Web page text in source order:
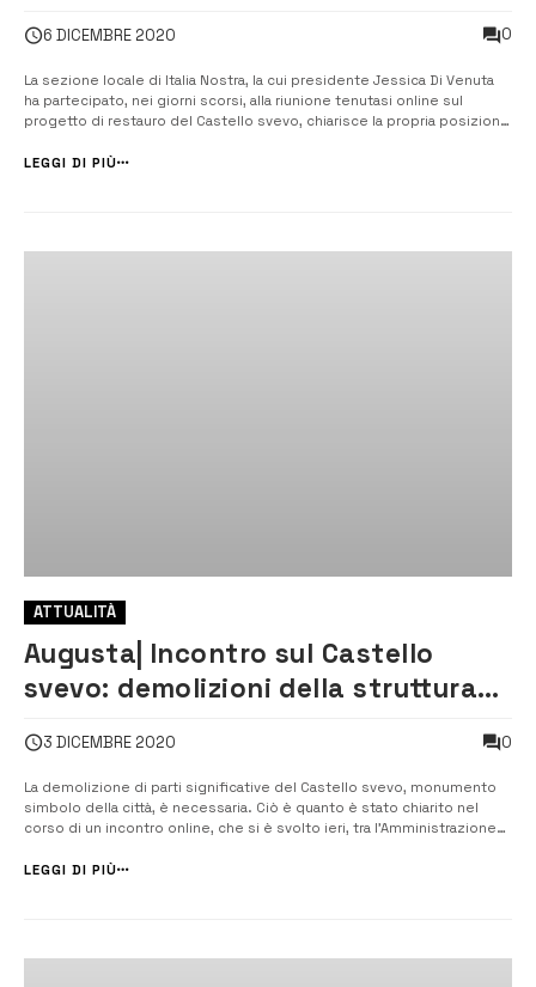
6 DICEMBRE 2020 0
La sezione locale di Italia Nostra, la cui presidente Jessica Di Venuta
ha partecipato, nei giorni scorsi, alla riunione tenutasi online sul
progetto di restauro del Castello svevo, chiarisce la propria posizione
contraria. [/] “La superfetazione carceraria edificata nel 18...
LEGGI DI PIÙ
ATTUALITÀ
Augusta| Incontro sul Castello
svevo: demolizioni della struttura
3 DICEMBRE 2020 0
La demolizione di parti significative del Castello svevo, monumento
simbolo della città, è necessaria. Ciò è quanto è stato chiarito nel
corso di un incontro online, che si è svolto ieri, tra l’Amministrazione
Beni culturali. Ne dà notizia l’assessore alla Cul...
LEGGI DI PIÙ